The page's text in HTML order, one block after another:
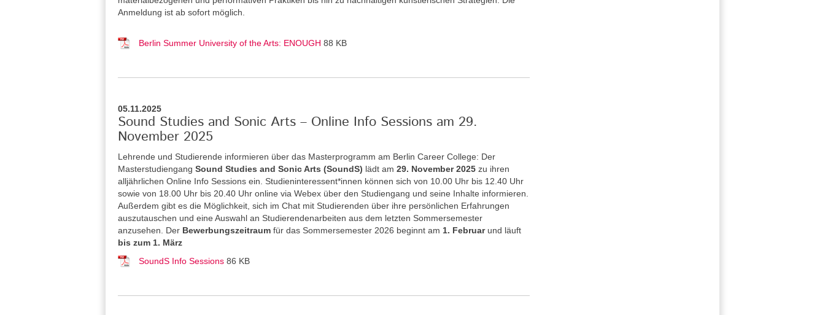
Anmeldung ist ab sofort möglich.
Berlin Summer University of the Arts: ENOUGH 88 KB
05.11.2025
Sound Studies and Sonic Arts – Online Info Sessions am 29.
November 2025
Lehrende und Studierende informieren über das Masterprogramm am Berlin Career College: Der
Masterstudiengang Sound Studies and Sonic Arts (SoundS) lädt am 29. November 2025 zu ihren
alljährlichen Online Info Sessions ein. Studieninteressent*innen können sich von 10.00 Uhr bis 12.40 Uhr
sowie von 18.00 Uhr bis 20.40 Uhr online via Webex über den Studiengang und seine Inhalte informieren.
Außerdem gibt es die Möglichkeit, sich im Chat mit Studierenden über ihre persönlichen Erfahrungen
auszutauschen und eine Auswahl an Studierendenarbeiten aus dem letzten Sommersemester
anzusehen. Der Bewerbungszeitraum für das Sommersemester 2026 beginnt am 1. Februar und läuft
bis zum 1. März
SoundS Info Sessions 86 KB